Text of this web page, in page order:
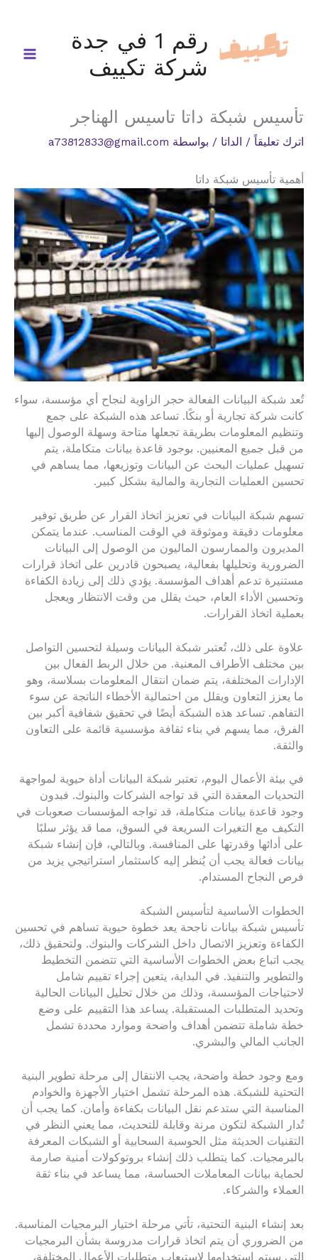
المحتوى
رقم 1 في جدة
شركة تكييف
تأسيس شبكة داتا تاسيس الهناجر
اترك تعليقاً / الداتا / بواسطة a73812833@gmail.com
أهمية تأسيس شبكة داتا
تُعد شبكة البيانات الفعالة حجر الزاوية لنجاح أي مؤسسة، سواء
كانت شركة تجارية أو بنكًا. تساعد هذه الشبكة على جمع
وتنظيم المعلومات بطريقة تجعلها متاحة وسهلة الوصول إليها
من قبل جميع المعنيين. بوجود قاعدة بيانات متكاملة، يتم
تسهيل عمليات البحث عن البيانات وتوزيعها، مما يساهم في
تحسين العمليات التجارية والمالية بشكل كبير.
تسهم شبكة البيانات في تعزيز اتخاذ القرار عن طريق توفير
معلومات دقيقة وموثوقة في الوقت المناسب. عندما يتمكن
المديرون والممارسون الماليون من الوصول إلى البيانات
الضرورية وتحليلها بفعالية، يصبحون قادرين على اتخاذ قرارات
مستنيرة تدعم أهداف المؤسسة. يؤدي ذلك إلى زيادة الكفاءة
وتحسين الأداء العام، حيث يقلل من وقت الانتظار ويعجل
بعملية اتخاذ القرارات.
علاوة على ذلك، تُعتبر شبكة البيانات وسيلة لتحسين التواصل
بين مختلف الأطراف المعنية. من خلال الربط الفعال بين
الإدارات المختلفة، يتم ضمان انتقال المعلومات بسلاسة، وهو
ما يعزز التعاون ويقلل من احتمالية الأخطاء الناتجة عن سوء
التفاهم. تساعد هذه الشبكة أيضًا في تحقيق شفافية أكبر بين
الفرق، مما يسهم في بناء ثقافة مؤسسية قائمة على التعاون
والثقة.
في بيئة الأعمال اليوم، تعتبر شبكة البيانات أداة حيوية لمواجهة
التحديات المعقدة التي قد تواجه الشركات والبنوك. فبدون
وجود قاعدة بيانات متكاملة، قد تواجه المؤسسات صعوبات في
التكيف مع التغيرات السريعة في السوق، مما قد يؤثر سلبًا
على أدائها وقدرتها على المنافسة. وبالتالي، فإن إنشاء شبكة
بيانات فعالة يجب أن يُنظر إليه كاستثمار استراتيجي يزيد من
فرص النجاح المستدام.
الخطوات الأساسية لتأسيس الشبكة
تأسيس شبكة بيانات ناجحة يعد خطوة حيوية تساهم في تحسين
الكفاءة وتعزيز الاتصال داخل الشركات والبنوك. ولتحقيق ذلك،
يجب اتباع بعض الخطوات الأساسية التي تتضمن التخطيط
والتطوير والتنفيذ. في البداية، يتعين إجراء تقييم شامل
لاحتياجات المؤسسة، وذلك من خلال تحليل البيانات الحالية
وتحديد المتطلبات المستقبلة. يساعد هذا التقييم على وضع
خطة شاملة تتضمن أهداف واضحة وموارد محددة تشمل
الجانب المالي والبشري.
ومع وجود خطة واضحة، يجب الانتقال إلى مرحلة تطوير البنية
التحتية للشبكة. هذه المرحلة تشمل اختيار الأجهزة والخوادم
المناسبة التي ستدعم نقل البيانات بكفاءة وأمان. كما يجب أن
تُدار الشبكة لتكون مرنة وقابلة للتحديث، مما يعني النظر في
التقنيات الحديثة مثل الحوسبة السحابية أو الشبكات المعرفة
بالبرمجيات. كما يتطلب ذلك إنشاء بروتوكولات أمنية صارمة
لحماية بيانات المعاملات الحساسة، مما يساعد في بناء ثقة
العملاء والشركاء.
بعد إنشاء البنية التحتية، تأتي مرحلة اختيار البرمجيات المناسبة.
من الضروري أن يتم اتخاذ قرارات مدروسة بشأن البرمجيات
التي سيتم استخدامها لاستيعاب متطلبات الأعمال المختلفة،